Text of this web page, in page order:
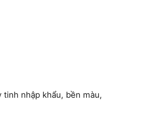
tinh nhập khẩu, bền màu,